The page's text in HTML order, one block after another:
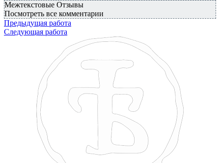
Межтекстовые Отзывы
Посмотреть все комментарии
Предыдущая работа
Следующая работа